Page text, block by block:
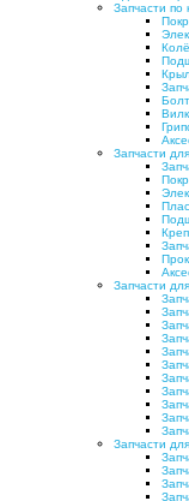
Запчасти по
Запчасти
Запчасти
Запчасти